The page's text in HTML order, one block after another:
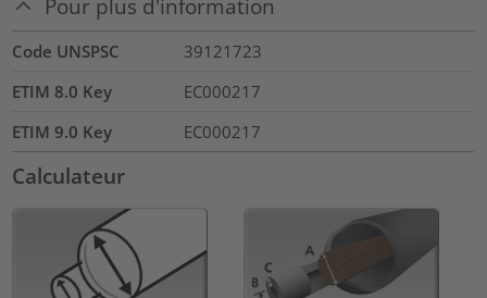
Pour plus d'information
Code UNSPSC
39121723
ETIM 8.0 Key
EC000217
ETIM 9.0 Key
EC000217
Calculateur